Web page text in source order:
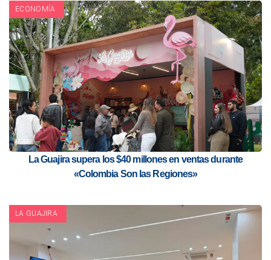
ECONOMÍA
La Guajira supera los $40 millones en ventas durante
«Colombia Son las Regiones»
LA GUAJIRA